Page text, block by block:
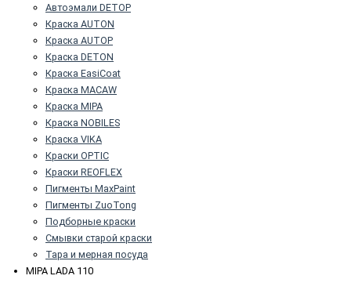
Автоэмали DETOP
Краска AUTON
Краска AUTOP
Краска DETON
Краска EasiCoat
Краска MACAW
Краска MIPA
Краска NOBILES
Краска VIKA
Краски OPTIC
Краски REOFLEX
Пигменты MaxPaint
Пигменты ZuoTong
Подборные краски
Смывки старой краски
Тара и мерная посуда
MIPA LADA 110